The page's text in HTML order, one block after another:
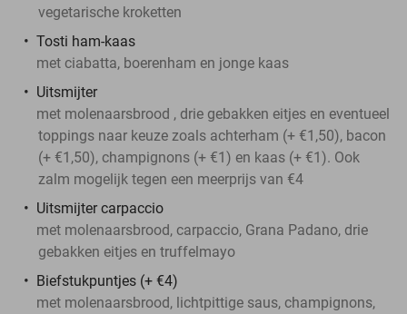
vegetarische kroketten
Tosti ham-kaas
met ciabatta, boerenham en jonge kaas
Uitsmijter
met molenaarsbrood , drie gebakken eitjes en eventueel
toppings naar keuze zoals achterham (+ €1,50), bacon
(+ €1,50), champignons (+ €1) en kaas (+ €1). Ook
zalm mogelijk tegen een meerprijs van €4
Uitsmijter carpaccio
met molenaarsbrood, carpaccio, Grana Padano, drie
gebakken eitjes en truffelmayo
Biefstukpuntjes (+ €4)
met molenaarsbrood, lichtpittige saus, champignons,